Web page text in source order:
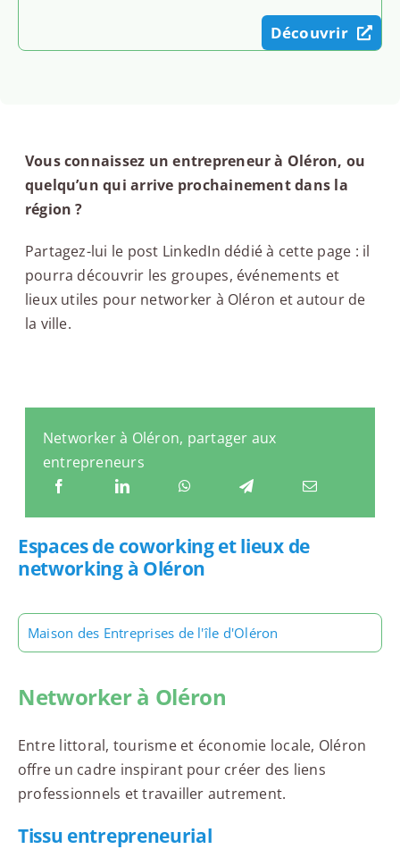
Découvrir
Vous connaissez un entrepreneur à Oléron, ou
quelqu’un qui arrive prochainement dans la
région ?
Partagez-lui le post LinkedIn dédié à cette page : il
pourra découvrir les groupes, événements et
lieux utiles pour networker à Oléron et autour de
la ville.
Networker à Oléron, partager aux
entrepreneurs
Espaces de coworking et lieux de
networking à Oléron
Maison des Entreprises de l'île d'Oléron
Networker à Oléron
Entre littoral, tourisme et économie locale, Oléron
offre un cadre inspirant pour créer des liens
professionnels et travailler autrement.
Tissu entrepreneurial